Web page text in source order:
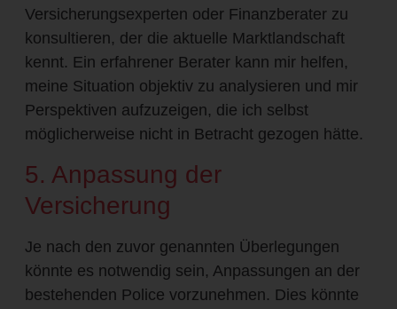
Versicherungsexperten oder Finanzberater zu
konsultieren, der die aktuelle Marktlandschaft
kennt. Ein erfahrener Berater kann mir helfen,
meine Situation objektiv zu analysieren und mir
Perspektiven aufzuzeigen, die ich selbst
möglicherweise nicht in Betracht gezogen hätte.
5. Anpassung der
Versicherung
Je nach den zuvor genannten Überlegungen
könnte es notwendig sein, Anpassungen an der
bestehenden Police vorzunehmen. Dies könnte